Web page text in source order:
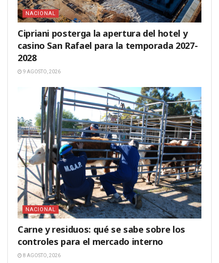
NACIONAL
Cipriani posterga la apertura del hotel y
casino San Rafael para la temporada 2027-
2028
9 AGOSTO, 2026
NACIONAL
Carne y residuos: qué se sabe sobre los
controles para el mercado interno
8 AGOSTO, 2026